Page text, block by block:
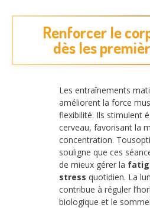
Renforcer le
dès les
Les entraînements
améliorent la force
flexibilité. Ils stimulent
cerveau, favorisant la
concentration.
souligne que ces
de mieux gérer la
stress quotidien. La
contribue à réguler
biologique et le